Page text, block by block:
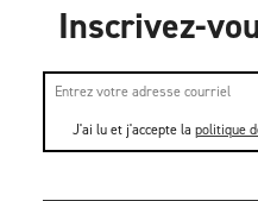
Inscrivez-
J'ai lu et j'accepte la politique